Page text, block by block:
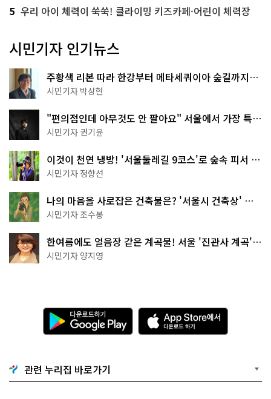
5 우리 아이 체력이 쑥쑥! 클라이밍 키즈카페·어린이 체력장
시민기자 인기뉴스
주황색 리본 따라 한강부터 메타세쿼이아 숲길까지…
서울둘레길 15코스
시민기자 박상현
"편의점인데 아무것도 안 팔아요" 서울에서 가장 특별
한 편의점의 정체
시민기자 권기윤
이것이 천연 냉방! '서울둘레길 9코스'로 숲속 피서 떠
나볼까
시민기자 정향선
나의 마음을 사로잡은 건축물은? '서울시 건축상' 수
상작 공개!
시민기자 조수봉
한여름에도 얼음장 같은 계곡물! 서울 '진관사 계곡'이
천국이네~
시민기자 양지영
다
운
로
기
G
o
A
p
p
e
관련 누리집 바로가기